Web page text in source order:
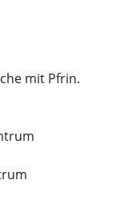
mit Pfrin.